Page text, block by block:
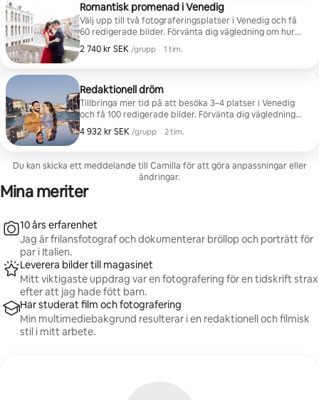
Romantisk promenad i Venedig
Välj upp till två fotograferingsplatser i Venedig och få
60 redigerade bilder. Förvänta dig vägledning om hur
du ska posera under hela sessionen.
2 740 kr SEK /grupp
2 740 kr SEK per grupp
, · 1 tim.
Redaktionell dröm
Tillbringa mer tid på att besöka 3–4 platser i Venedig
och få 100 redigerade bilder. Förvänta dig vägledning
om hur du ska posera under hela sessionen.
4 932 kr SEK /grupp
4 932 kr SEK per grupp
, · 2 tim.
Du kan skicka ett meddelande till Camilla för att göra anpassningar eller
ändringar.
Mina meriter
10 års erfarenhet
Jag är frilansfotograf och dokumenterar bröllop och porträtt för
par i Italien.
Leverera bilder till magasinet
Mitt viktigaste uppdrag var en fotografering för en tidskrift strax
efter att jag hade fött barn.
Har studerat film och fotografering
Min multimediebakgrund resulterar i en redaktionell och filmisk
stil i mitt arbete.